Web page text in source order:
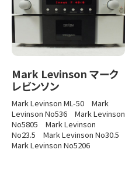
Mark Levinson マーク
レビンソン
Mark Levinson ML-50
Mark
Levinson No536
Mark Levinson
No5805
Mark Levinson
No23.5
Mark Levinson No30.5
Mark Levinson No5206